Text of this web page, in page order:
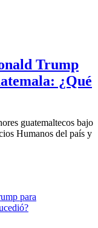
Trump
¿Qué
guatemaltecos bajo
Humanos del país y